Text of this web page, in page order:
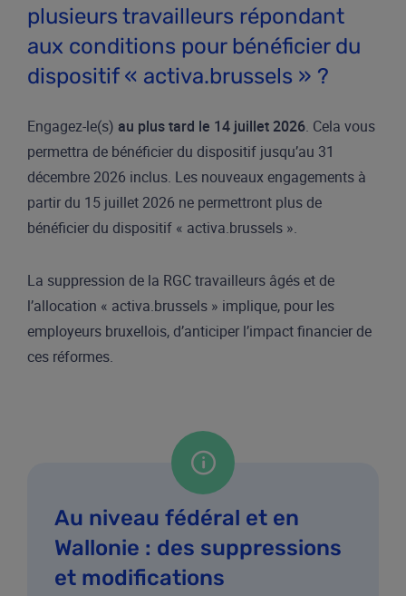
plusieurs travailleurs répondant
aux conditions pour bénéficier du
dispositif « activa.brussels » ?
Engagez-le(s) au plus tard le 14 juillet 2026. Cela vous
permettra de bénéficier du dispositif jusqu’au 31
décembre 2026 inclus. Les nouveaux engagements à
partir du 15 juillet 2026 ne permettront plus de
bénéficier du dispositif « activa.brussels ».
La suppression de la RGC travailleurs âgés et de
l’allocation « activa.brussels » implique, pour les
employeurs bruxellois, d’anticiper l’impact financier de
ces réformes.
Au niveau fédéral et en
Wallonie : des suppressions
et modifications